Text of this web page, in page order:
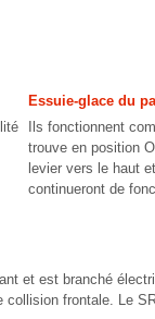
Essuie-glace du
Ils fonctionnent
trouve en position
levier vers le haut
continueront de
et est branché
frontale. Le